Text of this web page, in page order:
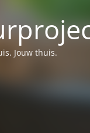
Jouw thuis.